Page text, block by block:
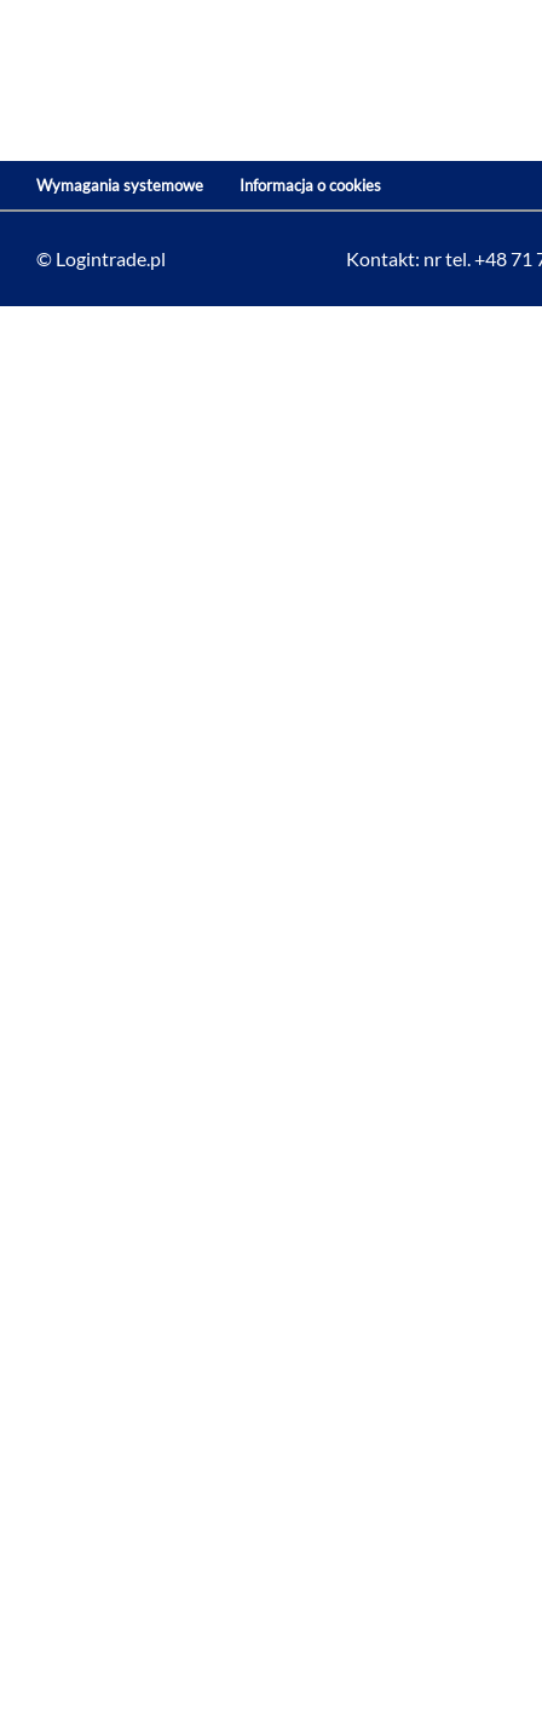
Wymagania systemowe Informacja o cookies
© Logintrade.pl Kontakt: nr tel. +48 71